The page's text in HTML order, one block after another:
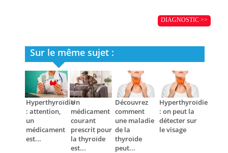
DIAGNOSTIC >>
Sur le même sujet :
Hyperthyroïdie
: attention,
un
médicament
est...
Un
médicament
courant
prescrit pour
la thyroïde
est...
Découvrez
comment
une maladie
de la
thyroïde
peut...
Hyperthyroïdie
: on peut la
détecter sur
le visage